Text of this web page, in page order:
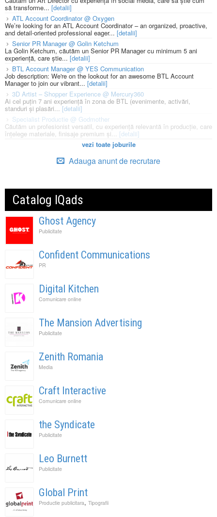
să transforme... [detalii]
ATL Account Coordinator @ Oxygen
We’re looking for an ATL Account Coordinator – an organized, proactive,
and detail-oriented professional eager... [detalii]
Senior PR Manager @ Golin Ketchum
La Golin Ketchum, căutăm un Senior PR Manager cu minimum 5 ani
experiență, care știe... [detalii]
BTL Account Manager @ YES Communication
Job description: We're on the lookout for an awesome BTL Account
Manager to join our vibrant... [detalii]
3D Artist – Shopper Experience @ Mercury360
Ai cel puțin 7 ani experiență în zona de BTL (evenimente, activări,
standuri și plasări... [detalii]
Specialist Productie @ Godmother
Căutăm un profesionist versatil, cu experiență relevantă în producție, care
înțelege materiale, finisaje premium și... [detalii]
vezi toate joburile
Adauga anunt de recrutare
Catalog IQads
Ghost Agency
Publicitate
Confident Communications
PR
Digital Kitchen
Comunicare online
The Mansion Advertising
Publicitate
Zenith Romania
Media
Craft Interactive
Comunicare online
the Syndicate
Publicitate
Leo Burnett
Publicitate
Global Print
Productie publicitara, Tipografii